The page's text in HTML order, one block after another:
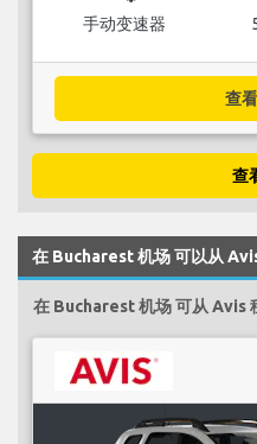
手动变速器
查
查
在 Bucharest 机场 可以从
在 Bucharest 机场 可从 Avis